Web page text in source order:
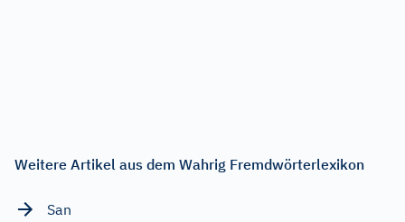
Weitere Artikel aus dem Wahrig Fremdwörterlexikon
San